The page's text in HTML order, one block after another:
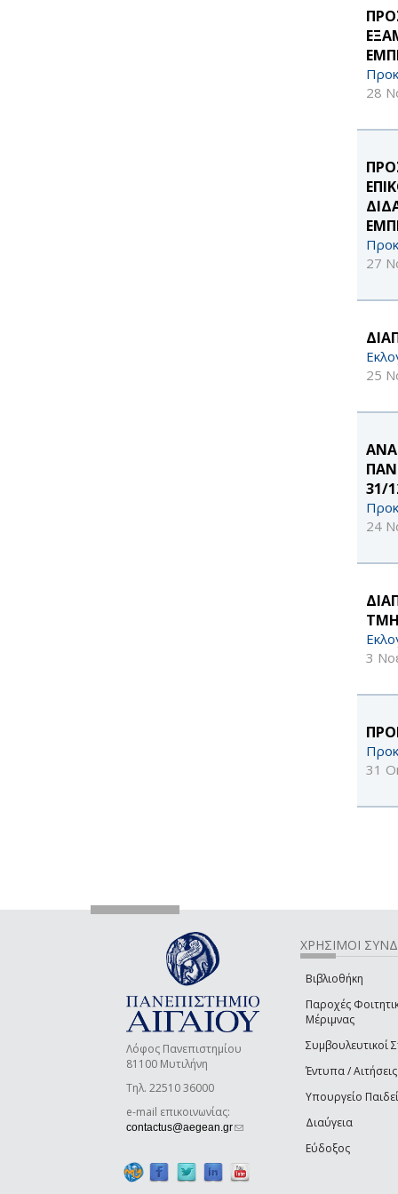
28
27
25
31/
24
3
31
Λόφος Πανεπιστημίου
81100 Μυτιλήνη
Τηλ. 22510 36000
e-mail επικοινωνίας:
contactus@aegean.gr(link sends e-mail)
ΧΡΗΣΙΜΟΙ
Βιβλιοθήκη
Παροχές
Μέριμνας
Συμβουλευτικοί
Έντυπα / Αιτήσεις
Υπουργείο
Διαύγεια
Εύδοξος